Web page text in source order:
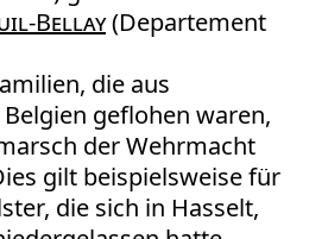
Bellay(Departement
die aus
geflohen waren,
der Wehrmacht
gilt beispielsweise für
die sich in Hasselt,